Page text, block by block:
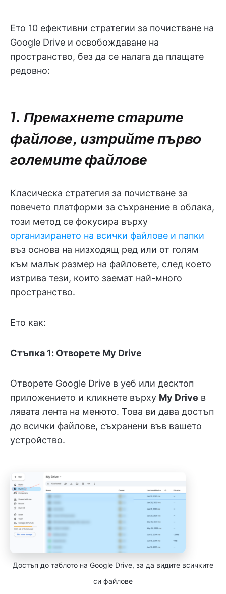
Ето 10 ефективни стратегии за почистване на
Google Drive и освобождаване на
пространство, без да се налага да плащате
редовно:
1. Премахнете старите
файлове, изтрийте първо
големите файлове
Класическа стратегия за почистване за
повечето платформи за съхранение в облака,
този метод се фокусира върху
организирането на всички файлове и папки
въз основа на низходящ ред или от голям
към малък размер на файловете, след което
изтрива тези, които заемат най-много
пространство.
Ето как:
Стъпка 1: Отворете My Drive
Отворете Google Drive в уеб или десктоп
приложението и кликнете върху My Drive в
лявата лента на менюто. Това ви дава достъп
до всички файлове, съхранени във вашето
устройство.
Достъп до таблото на Google Drive, за да видите всичките
си файлове